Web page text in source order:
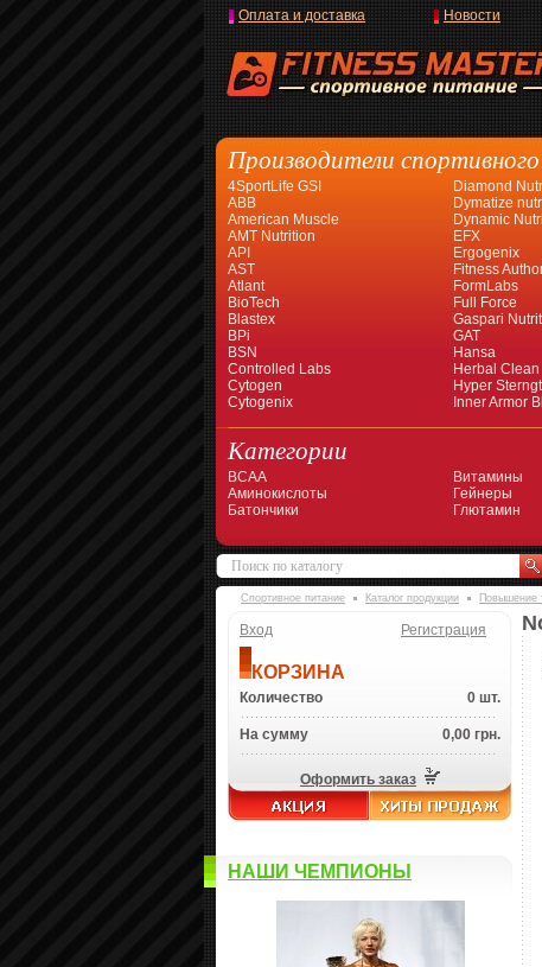
Оплата и доставка Новости
Производители
4SportLife GSI
ABB
American Muscle
AMT Nutrition
API
AST
Atlant
BioTech
Blastex
BPi
BSN
Controlled Labs
Cytogen
Cytogenix
Diamond
Dymatize
Dynamic
EFX
Ergogenix
Fitness
FormLabs
Full Force
Gaspari
GAT
Hansa
Herbal Clean
Hyper
Inner Armor
Категории
BCAA
Аминокислоты
Батончики
Витамины
Гейнеры
Глютамин
Спортивное питание Каталог продукции Повышение
Вход Регистрация
КОРЗИНА
Количество 0 шт.
На сумму 0,00 грн.
Оформить заказ
НАШИ ЧЕМПИОНЫ